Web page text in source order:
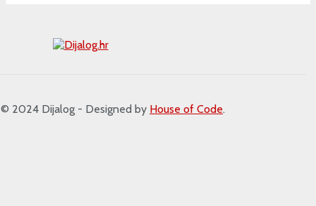
Dijalog - Designed by House of Code.